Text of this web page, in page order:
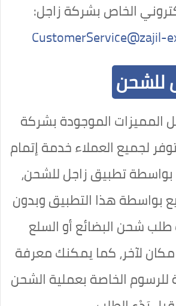
الخاص بشركة زاجل:
CustomerService@zajil-
للشحن
المميزات الموجودة بشركة
لجميع العملاء خدمة إتمام
تطبيق زاجل للشحن،
بواسطة هذا التطبيق وبدون
شحن البضائع أو السلع
لآخر، كما يمكنك معرفة
للرسوم الخاصة بعملية الشحن